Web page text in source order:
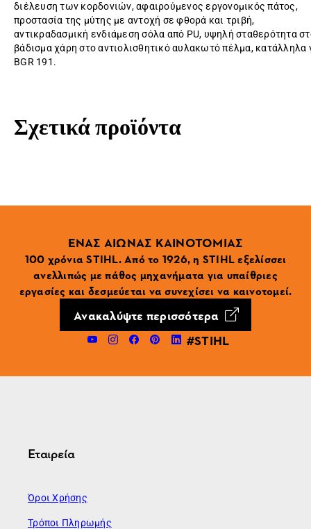
διέλευση των κορδονιών, αφαιρούμενος εργονομικός πάτος,
προστασία της μύτης με αντοχή σε φθορά και τριβή,
αντικραδασμική ενδιάμεση σόλα από PU, υψηλή σταθερότητα
βάδισμα χάρη στο αντιολισθητικό αυλακωτό πέλμα, κατάλληλα
BGR 191.
Σχετικά προϊόντα
ΕΝΑΣ ΑΙΩΝΑΣ ΚΑΙΝΟΤΟΜΙΑΣ
100 χρόνια STIHL. Από το 1926, η STIHL εξελίσσει
ανελλιπώς με πάθος μηχανήματα για υπαίθριες
εργασίες και δεσμεύεται να συνεχίσει να καινοτομεί.
Ανακαλύψτε περισσότερα
#STIHL
Εταιρεία
Όροι Χρήσης
Τρόποι Πληρωμής